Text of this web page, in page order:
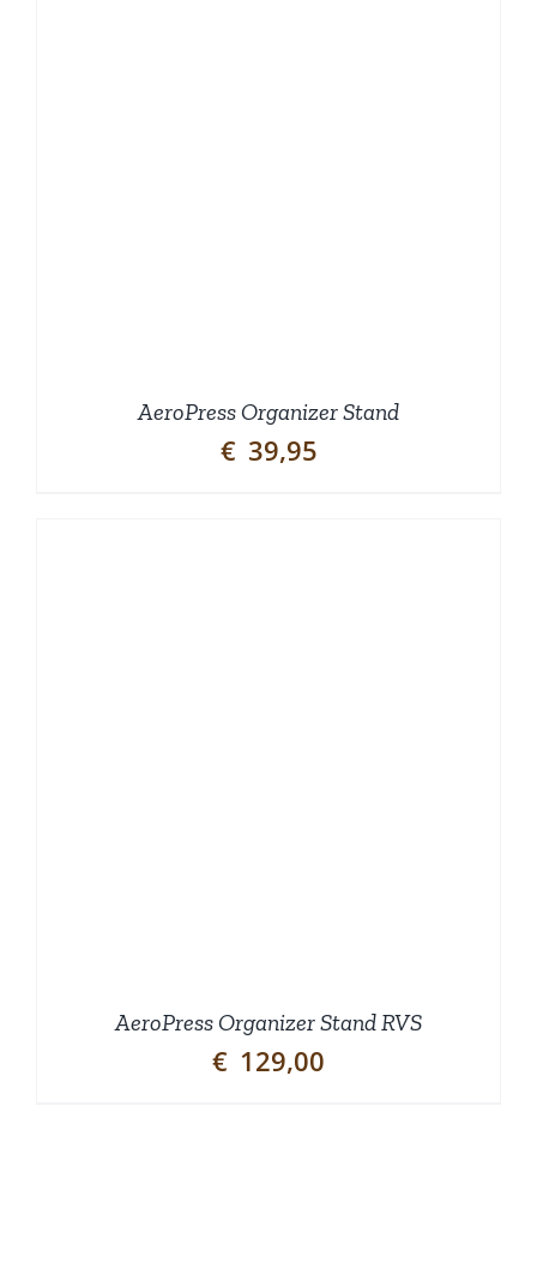
AeroPress Organizer Stand
€ 39,95
AeroPress Organizer Stand RVS
€ 129,00